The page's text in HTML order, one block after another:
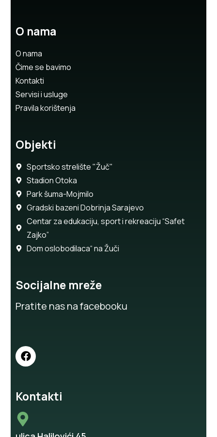
O nama
O nama
Čime se bavimo
Kontakti
Servisi i usluge
Pravila korištenja
Objekti
Sportsko strelište "Žuč"
Stadion Otoka
Park šuma-Mojmilo
Gradski bazeni Dobrinja Sarajevo
Centar za edukaciju, sport i rekreaciju “Safet
Zajko”
Dom oslobodilaca“ na Žuči
Socijalne mreže
Pratite nas na facebooku
Kontakti